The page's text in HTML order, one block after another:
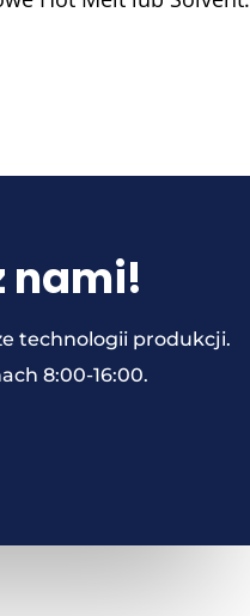
nami!
technologii produkcji.
8:00-16:00.